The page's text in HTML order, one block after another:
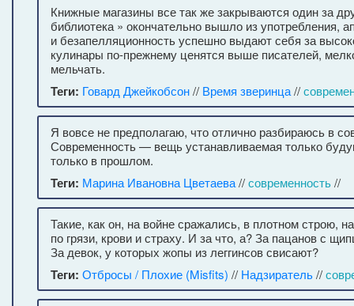
Книжные магазины все так же закрываются один за
библиотека » окончательно вышло из употребления,
и безапелляционность успешно выдают себя за
кулинары по-прежнему ценятся выше писателей,
мельчать.
Теги: Говард Джейкобсон// Время зверинца//
Я вовсе не предполагаю, что отлично разбираюсь в
Современность — вещь устанавливаемая только
только в прошлом.
Теги: Марина Ивановна Цветаева//современность//
Такие, как он, на войне сражались, в плотном строю,
по грязи, крови и страху. И за что, а? За пацанов с
За девок, у которых жопы из леггинсов свисают?
Теги: Отбросы / Плохие (Misfits) // Надзиратель//